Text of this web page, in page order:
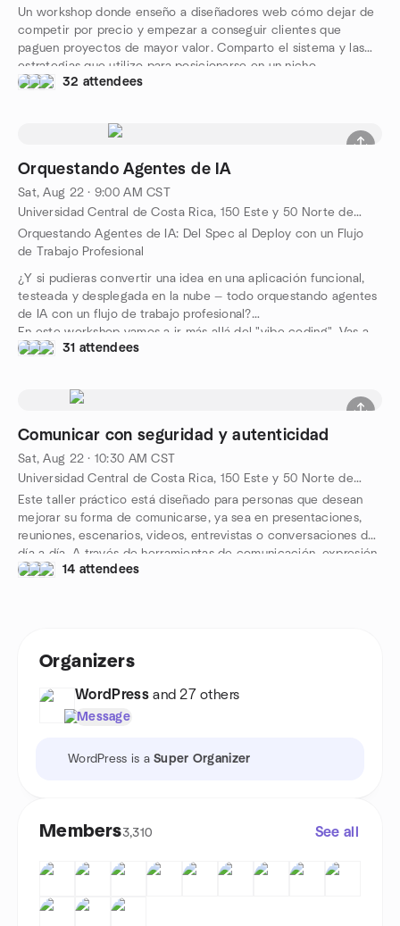
Un workshop donde enseño a diseñadores web cómo dejar de
competir por precio y empezar a conseguir clientes que
paguen proyectos de mayor valor. Comparto el sistema y las
estrategias que utilizo para posicionarse en un nicho,
diferenciar su servicio, generar oportunidades de negocio y
conseguir trabajo.
32 attendees
Orquestando Agentes de IA
Sat, Aug 22 · 9:00 AM CST
Universidad Central de Costa Rica, 150 Este y 50 Norte de Iglesia Santa Teresita, San José, Barrio Escalante, 10101, San José, CR
Orquestando Agentes de IA: Del Spec al Deploy con un Flujo
de Trabajo Profesional
¿Y si pudieras convertir una idea en una aplicación funcional,
testeada y desplegada en la nube — todo orquestando agentes
de IA con un flujo de trabajo profesional?
En este workshop vamos a ir más allá del "vibe coding". Vas a
aprender a trabajar con agentes de IA usando metodologías
primero definimos qué queremos construir y cómo se debe
validen el código por nosotros.
Pero no nos quedamos en el código. Vamos a cerrar el ciclo
completo integrando herramientas de infraestructura y CI/CD
con GitHub CLI (gh) y Google Cloud CLI (gcloud) para que tu
aplicación no solo funcione en local, sino que llegue a
producción.
31 attendees
Comunicar con seguridad y autenticidad
Sat, Aug 22 · 10:30 AM CST
Universidad Central de Costa Rica, 150 Este y 50 Norte de Iglesia Santa Teresita, San José, Barrio Escalante, 10101, San José, CR
Este taller práctico está diseñado para personas que desean
mejorar su forma de comunicarse, ya sea en presentaciones,
reuniones, escenarios, videos, entrevistas o conversaciones del
día a día. A través de herramientas de comunicación, expresión
oral, lenguaje corporal e improvisación, los participantes
14 attendees
Organizers
WordPress and 27 others
Message
WordPress is aSuper Organizer
Members3,310 See all